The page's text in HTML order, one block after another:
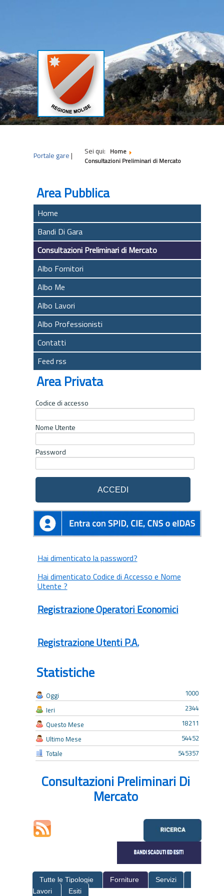
Portale gare | Sei qui: Home
Consultazioni Preliminari di Mercato
Area Pubblica
Home
Bandi Di Gara
Consultazioni Preliminari di Mercato
Albo Fornitori
Albo Me
Albo Lavori
Albo Professionisti
Contatti
Feed rss
Area Privata
Codice di accesso
Nome Utente
Password
Hai dimenticato la password?
Hai dimenticato Codice di Accesso e Nome
Utente ?
Registrazione Operatori Economici
Registrazione Utenti P.A.
Statistiche
Oggi
Ieri
Questo Mese
Ultimo Mese
Totale
1000
2344
18211
54452
545357
Consultazioni Preliminari Di
Mercato
Tutte le Tipologie Forniture
Servizi
Lavori
Esiti